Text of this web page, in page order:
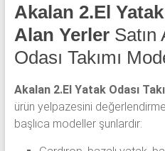
Akalan 2.El Yatak
Alan Yerler Satın
Odası Takımı
Akalan 2.El Yatak Odası
ürün yelpazesini değerlendirme
başlıca modeller şunlardır: